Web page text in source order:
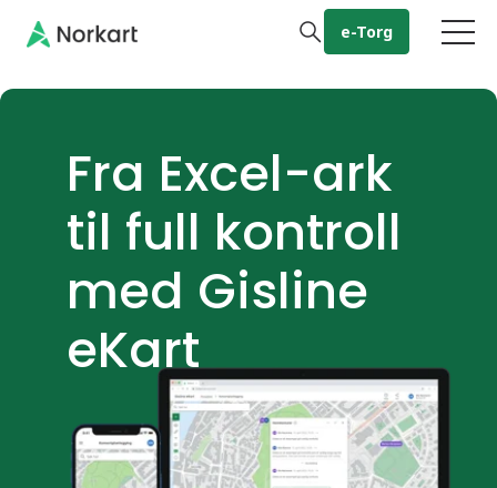
Gå til hovedinnhold
e-Torg
Fra Excel-ark
til full kontroll
med Gisline
eKart